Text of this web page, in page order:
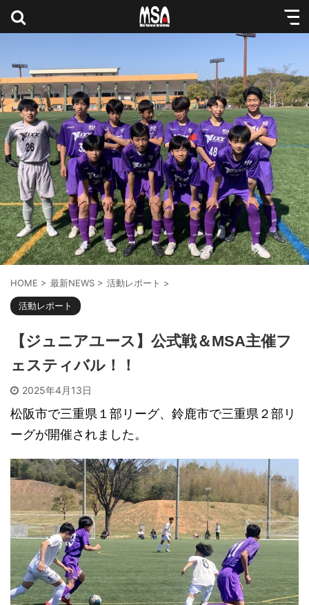
HOME > 最新NEWS > 活動レポート >
活動レポート
【ジュニアユース】公式戦＆MSA主催フ
ェスティバル！！
2025年4月13日
松阪市で三重県１部リーグ、鈴鹿市で三重県２部リ
ーグが開催されました。